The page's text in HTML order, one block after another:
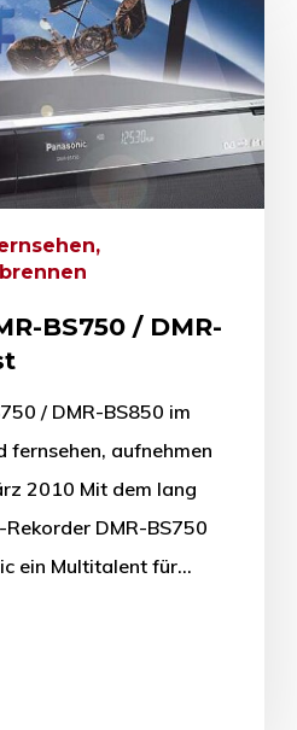
BS750 / DMR-
/ DMR-BS850 im
fernsehen, aufnehmen
2010 Mit dem lang
DMR-BS750
ein Multitalent für…